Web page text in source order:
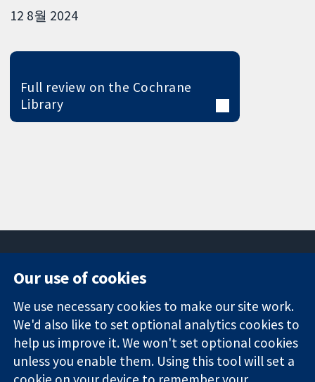
12 8월 2024
Full review on the Cochrane
Library
Trusted
evidence.
Informed
decisions.
Square
London
W1G 0AN
영국
News
Press office
About us
작업
Cochrane
Our use of cookies
We use necessary cookies to make our site work.
We'd also like to set optional analytics cookies to
help us improve it. We won't set optional cookies
unless you enable them. Using this tool will set a